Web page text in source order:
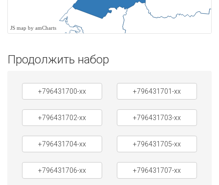
JS map by amCharts
Продолжить набор
+796431700-xx +796431701-xx
+796431702-xx +796431703-xx
+796431704-xx +796431705-xx
+796431706-xx +796431707-xx